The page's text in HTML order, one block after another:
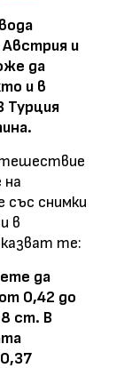
и
да
и в
Турция
на
със снимки
в
те:
да
0,42 до
ст. В